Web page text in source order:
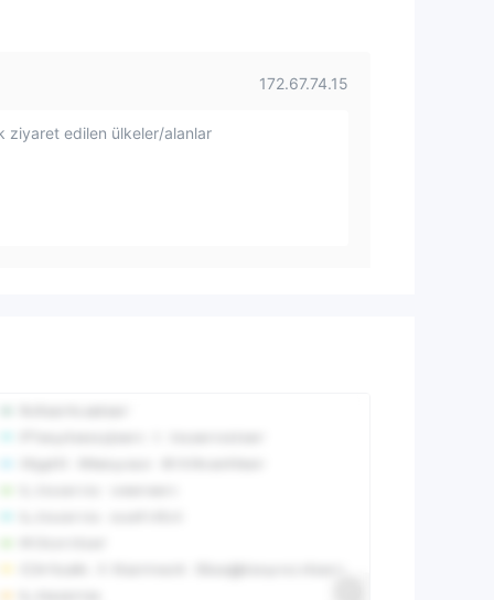
172.67.74.15
ziyaret edilen ülkeler/alanlar